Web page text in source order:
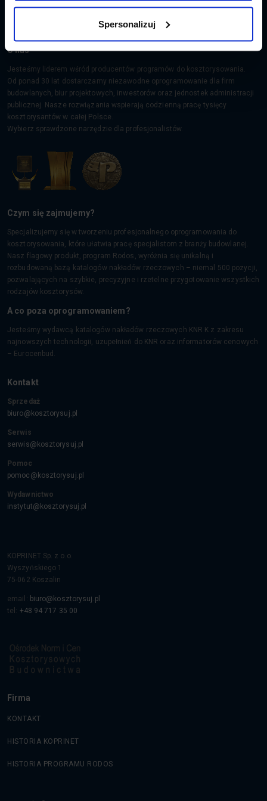
Spersonalizuj
O nas
Jesteśmy liderem wśród producentów programów do kosztorysowania.
Od ponad 30 lat dostarczamy niezawodne oprogramowanie dla firm
budowlanych, biur projektowych, inwestorów oraz jednostek administracji
publicznej. Nasze rozwiązania wspierają codzienną pracę tysięcy
kosztorysantów w całej Polsce.
Wybierz sprawdzone narzędzie dla profesjonalistów.
Czym się zajmujemy?
Specjalizujemy się w tworzeniu profesjonalnego oprogramowania do
kosztorysowania, które ułatwia pracę specjalistom z branży budowlanej.
Nasz flagowy produkt, program Rodos, wyróżnia się unikalną i
rozbudowaną bazą katalogów nakładów rzeczowych – niemal 500 pozycji,
pozwalających na szybkie, precyzyjne i rzetelne przygotowanie wszystkich
rodzajów kosztorysów.
A co poza oprogramowaniem?
Jesteśmy wydawcą katalogów nakładów rzeczowych KNR K z zakresu
najnowszych technologii, uzupełnień do KNR oraz informatorów cenowych
– Eurocenbud.
Kontakt
Sprzedaż
biuro@kosztorysuj.pl
Serwis
serwis@kosztorysuj.pl
Pomoc
pomoc@kosztorysuj.pl
Wydawnictwo
instytut@kosztorysuj.pl
KOPRINET Sp. z o.o.
Wyszyńskiego 1
75-062 Koszalin
email: biuro@kosztorysuj.pl
tel: +48 94 717 35 00
Firma
KONTAKT
HISTORIA KOPRINET
HISTORIA PROGRAMU RODOS